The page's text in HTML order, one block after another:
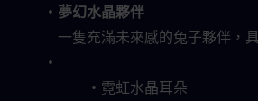
夢幻水晶夥伴
一隻充滿未來感的兔子夥伴，
霓虹水晶耳朵